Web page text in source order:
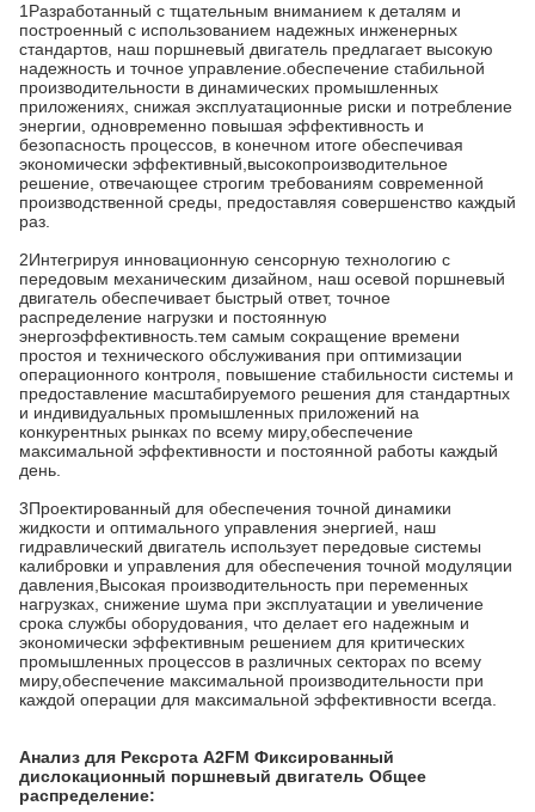
1Разработанный с тщательным вниманием к деталям и
построенный с использованием надежных инженерных
стандартов, наш поршневый двигатель предлагает высокую
надежность и точное управление.обеспечение стабильной
производительности в динамических промышленных
приложениях, снижая эксплуатационные риски и потребление
энергии, одновременно повышая эффективность и
безопасность процессов, в конечном итоге обеспечивая
экономически эффективный,высокопроизводительное
решение, отвечающее строгим требованиям современной
производственной среды, предоставляя совершенство каждый
раз.
2Интегрируя инновационную сенсорную технологию с
передовым механическим дизайном, наш осевой поршневый
двигатель обеспечивает быстрый ответ, точное
распределение нагрузки и постоянную
энергоэффективность.тем самым сокращение времени
простоя и технического обслуживания при оптимизации
операционного контроля, повышение стабильности системы и
предоставление масштабируемого решения для стандартных
и индивидуальных промышленных приложений на
конкурентных рынках по всему миру,обеспечение
максимальной эффективности и постоянной работы каждый
день.
3Проектированный для обеспечения точной динамики
жидкости и оптимального управления энергией, наш
гидравлический двигатель использует передовые системы
калибровки и управления для обеспечения точной модуляции
давления,Высокая производительность при переменных
нагрузках, снижение шума при эксплуатации и увеличение
срока службы оборудования, что делает его надежным и
экономически эффективным решением для критических
промышленных процессов в различных секторах по всему
миру,обеспечение максимальной производительности при
каждой операции для максимальной эффективности всегда.
Анализ для Рексрота A2FM Фиксированный
дислокационный поршневый двигатель Общее
распределение: